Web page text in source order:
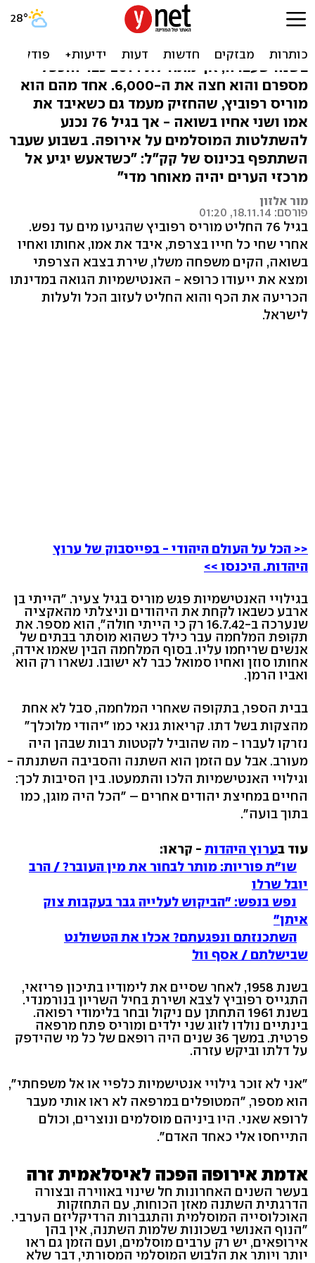
היהודים באים
פחות מ-3,000 עולים מצרפת הגיעו לישראל
בשנה שעברה, אך מתחילת 2014 כבר הוכפל
מספרם והוא חצה את ה-6,000. אחד מהם הוא
מוריס רפוביץ, שהחזיק מעמד גם כשאיבד את
אמו ושני אחיו בשואה - אך בגיל 76 נכנע
להשתלטות המוסלמים על אירופה. בשבוע שעבר
השתתפף בכינוס של קק"ל: "כשדאעש יגיע אל
מרכזי הערים יהיה מאוחר מדי"
מור אלזון
פורסם: 18.11.14, 01:20
בגיל 76 החליט מוריס רפוביץ שהגיעו מים עד נפש.
אחרי שחי כל חייו בצרפת, איבד את אמו, אחותו ואחיו
בשואה, הקים משפחה משלו, שירת בצבא הצרפתי
ומצא את ייעודו כרופא - האנטישמיות הגואה במדינתו
הכריעה את הכף והוא החליט לעזוב הכל ולעלות
לישראל.
<< הכל על העולם היהודי - בפייסבוק של ערוץ
היהדות. היכנסו >>
בגילויי האנטישמיות פגש מוריס בגיל צעיר. "הייתי בן
ארבע כשבאו לקחת את היהודים וניצלתי מהאקציה
שנערכה ב-16.7.42 רק כי הייתי חולה", הוא מספר. את
תקופת המלחמה עבר כילד כשהוא מוסתר בבתים של
אנשים שריחמו עליו. בסוף המלחמה הבין שאמו אידה,
אחותו סוזן ואחיו סמואל כבר לא ישובו. נשארו רק הוא
ואביו הרמן.
בבית הספר, בתקופה שאחרי המלחמה, סבל לא אחת
מהצקות בשל דתו. קריאות גנאי כמו "יהודי מלוכלך"
נזרקו לעברו - מה שהוביל לקטטות רבות שבהן היה
מעורב. אבל עם הזמן הוא השתנה והסביבה השתנתה -
וגילויי האנטישמיות הלכו והתמעטו. בין הסיבות לכך:
החיים במחיצת יהודים אחרים – "הכל היה מוגן, כמו
בתוך בועה".
עוד בערוץ היהדות - קראו:
שו"ת פוריות: מותר לבחור את מין העובר? / הרב
יובל שרלו
נפש בנפש: "הביקוש לעלייה גבר בעקבות צוק
איתן"
השתכנזתם ונפגעתם? אכלו את הטשולנט
שבישלתם / אסף וול
בשנת 1958, לאחר שסיים את לימודיו בתיכון פריזאי,
התגייס רפוביץ לצבא ושירת בחיל השריון בנורמנדי.
בשנת 1961 התחתן עם ניקול ובחר בלימודי רפואה.
בינתיים נולדו לזוג שני ילדים ומוריס פתח מרפאה
פרטית. במשך 36 שנים היה רופאם של כל מי שהידפק
על דלתו וביקש עזרה.
"אני לא זוכר גילויי אנטישמיות כלפיי או אל משפחתי",
הוא מספר, "המטופלים במרפאה לא ראו אותי מעבר
לרופא שאני. היו ביניהם מוסלמים ונוצרים, וכולם
התייחסו אלי כאחד האדם".
אדמת אירופה הפכה לאיסלאמית זרה
בעשר השנים האחרונות חל שינוי באווירה ובצורה
הדרגתית השתנה מאזן הכוחות, עם התחזקות
האוכלוסייה המוסלמית והתגברות הרדיקליזם הערבי.
"הנוף האנושי בשכונות שלמות השתנה, אין בהן
אירופאים, יש רק ערבים מוסלמים, ועם הזמן גם ראו
יותר ויותר את הלבוש המוסלמי המסורתי, דבר שלא